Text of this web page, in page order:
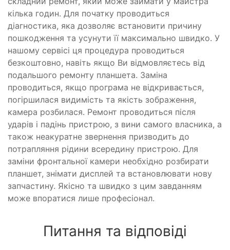
кілька годин. Для початку проводиться
діагностика, яка дозволяє встановити причину
пошкодження та усунути її максимально швидко. У
нашому сервісі ця процедура проводиться
безкоштовно, навіть якщо Ви відмовляєтесь від
подальшого ремонту планшета. Заміна
проводиться, якщо програма не відкривається,
погіршилася видимість та якість зображення,
камера розбилася. Ремонт проводиться після
ударів і падінь пристрою, з вини самого власника, а
також неакуратне звернення призводить до
потрапляння рідини всередину пристрою. Для
заміни фронтальної камери необхідно розбирати
планшет, знімати дисплей та встановлювати нову
запчастину. Якісно та швидко з цим завданням
може впоратися лише професіонал.
Питання та відповіді